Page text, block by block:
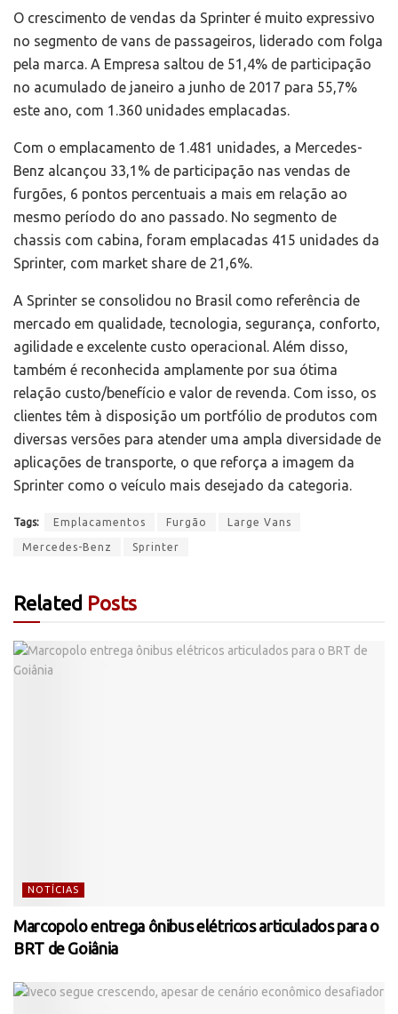
O crescimento de vendas da Sprinter é muito expressivo
no segmento de vans de passageiros, liderado com folga
pela marca. A Empresa saltou de 51,4% de participação
no acumulado de janeiro a junho de 2017 para 55,7%
este ano, com 1.360 unidades emplacadas.
Com o emplacamento de 1.481 unidades, a Mercedes-
Benz alcançou 33,1% de participação nas vendas de
furgões, 6 pontos percentuais a mais em relação ao
mesmo período do ano passado. No segmento de
chassis com cabina, foram emplacadas 415 unidades da
Sprinter, com market share de 21,6%.
A Sprinter se consolidou no Brasil como referência de
mercado em qualidade, tecnologia, segurança, conforto,
agilidade e excelente custo operacional. Além disso,
também é reconhecida amplamente por sua ótima
relação custo/benefício e valor de revenda. Com isso, os
clientes têm à disposição um portfólio de produtos com
diversas versões para atender uma ampla diversidade de
aplicações de transporte, o que reforça a imagem da
Sprinter como o veículo mais desejado da categoria.
Tags: Emplacamentos Furgão Large Vans
Mercedes-Benz Sprinter
Related Posts
NOTÍCIAS
Marcopolo entrega ônibus elétricos articulados para o
BRT de Goiânia